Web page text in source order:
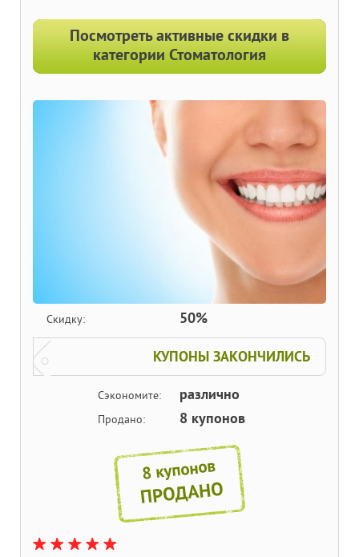
Посмотреть активные скидки в
категории Стоматология
Скидку: 50%
КУПОНЫ ЗАКОНЧИЛИСЬ
Сэкономите: различно
Продано: 8 купонов
8 купонов
ПРОДАНО